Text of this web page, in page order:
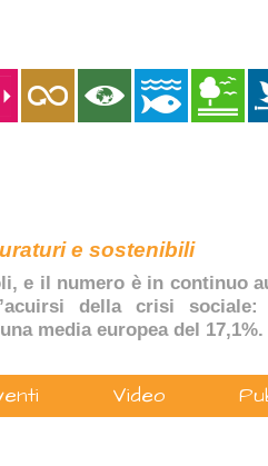
e sostenibili
e il numero è in continuo
della crisi
media europea del 17,1%.
Video